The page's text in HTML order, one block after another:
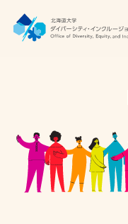
推進本部について
アクセス・お問い合わせ